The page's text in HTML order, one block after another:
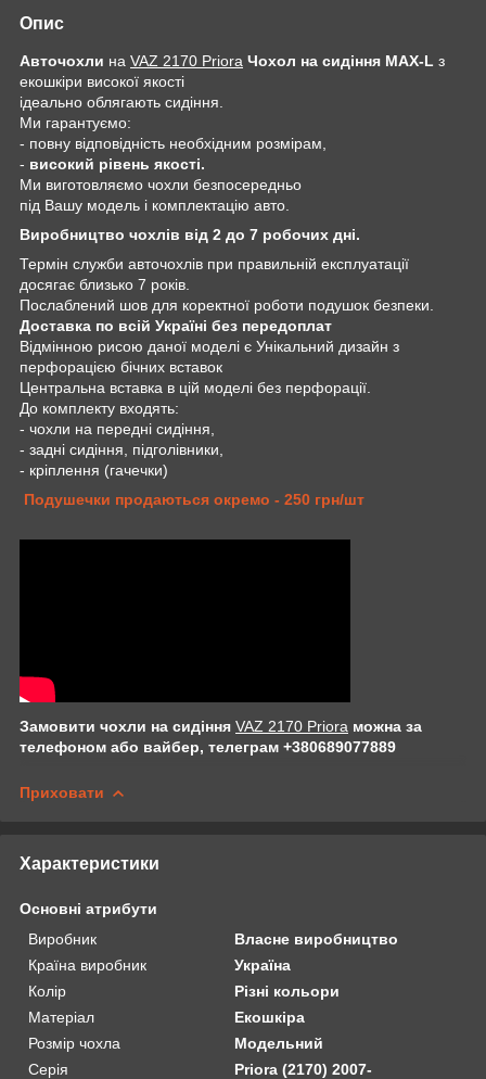
Опис
Авточохли на VAZ 2170 Priora Чохол на сидіння MAX-L з
екошкіри високої якості
ідеально облягають сидіння.
Ми гарантуємо:
- повну відповідність необхідним розмірам,
- високий рівень якості.
Ми виготовляємо чохли безпосередньо
під Вашу модель і комплектацію авто.
Виробництво чохлів від 2 до 7 робочих дні.
Термін служби авточохлів при правильній експлуатації
досягає близько 7 років.
Послаблений шов для коректної роботи подушок безпеки.
Доставка по всій Україні без передоплат
Відмінною рисою даної моделі є Унікальний дизайн з
перфорацією бічних вставок
Центральна вставка в цій моделі без перфорації.
До комплекту входять:
- чохли на передні сидіння,
- задні сидіння, підголівники,
- кріплення (гачечки)
Подушечки продаються окремо - 250 грн/шт
Замовити чохли на сидіння VAZ 2170 Priora можна за
телефоном або вайбер, телеграм +380689077889
Приховати
Характеристики
Основні атрибути
Виробник
Власне виробництво
Країна виробник
Україна
Колір
Різні кольори
Матеріал
Екошкіра
Розмір чохла
Модельний
Серія
Priora (2170) 2007-